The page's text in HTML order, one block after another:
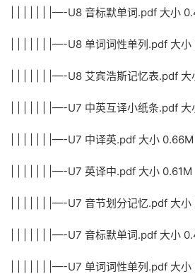
| | | | | | |—-U8 音标默单词.pdf 大小
| | | | | | |—-U8 单词词性单列.pdf 大小
| | | | | | |—-U8 艾宾浩斯记忆表.pdf 大
| | | | | | |—-U7 中英互译小纸条.pdf 大
| | | | | | |—-U7 中译英.pdf 大小 0.66M
| | | | | | |—-U7 英译中.pdf 大小 0.61M
| | | | | | |—-U7 音节划分记忆.pdf 大小
| | | | | | |—-U7 音标默单词.pdf 大小
| | | | | | |—-U7 单词词性单列.pdf 大小